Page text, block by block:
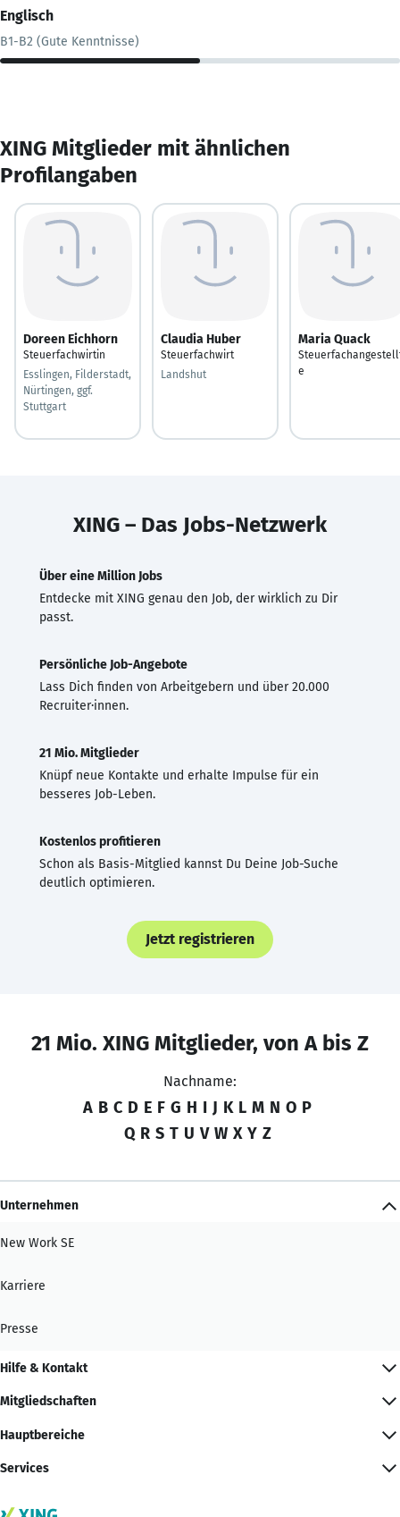
Englisch
B1-B2 (Gute Kenntnisse)
XING Mitglieder mit ähnlichen
Profilangaben
Doreen Eichhorn
Steuerfachwirtin
Esslingen, Filderstadt,
Nürtingen, ggf.
Stuttgart
Claudia Huber
Steuerfachwirt
Landshut
Maria Quack
e
XING – Das Jobs-Netzwerk
Über eine Million Jobs
Entdecke mit XING genau den Job, der wirklich zu Dir
passt.
Persönliche Job-Angebote
Lass Dich finden von Arbeitgebern und über 20.000
Recruiter·innen.
21 Mio. Mitglieder
Knüpf neue Kontakte und erhalte Impulse für ein
besseres Job-Leben.
Kostenlos profitieren
Schon als Basis-Mitglied kannst Du Deine Job-Suche
deutlich optimieren.
Jetzt registrieren
21 Mio. XING Mitglieder, von A bis Z
Nachname:
A B C D E F G H I J K L M N O P
Q R S T U V W X Y Z
Unternehmen
New Work SE
Karriere
Presse
Hilfe & Kontakt
Mitgliedschaften
Hauptbereiche
Services